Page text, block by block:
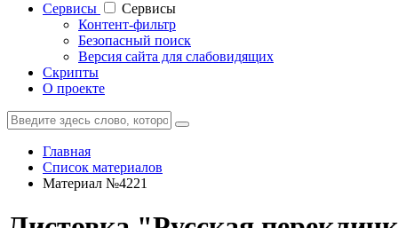
Cервисы
Cервисы
Контент-фильтр
Безопасный поиск
Версия сайта для слабовидящих
Скрипты
О проекте
Главная
Список материалов
Материал №4221